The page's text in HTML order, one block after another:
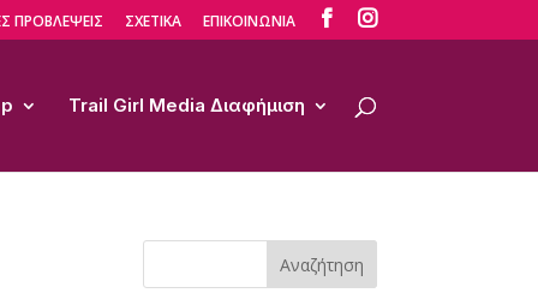
ΠΡΟΒΛΕΨΕΙΣ ΣΧΕΤΙΚΑ ΕΠΙΚΟΙΝΩΝΙΑ  
Trail Girl Media Διαφήμιση
Αναζήτηση